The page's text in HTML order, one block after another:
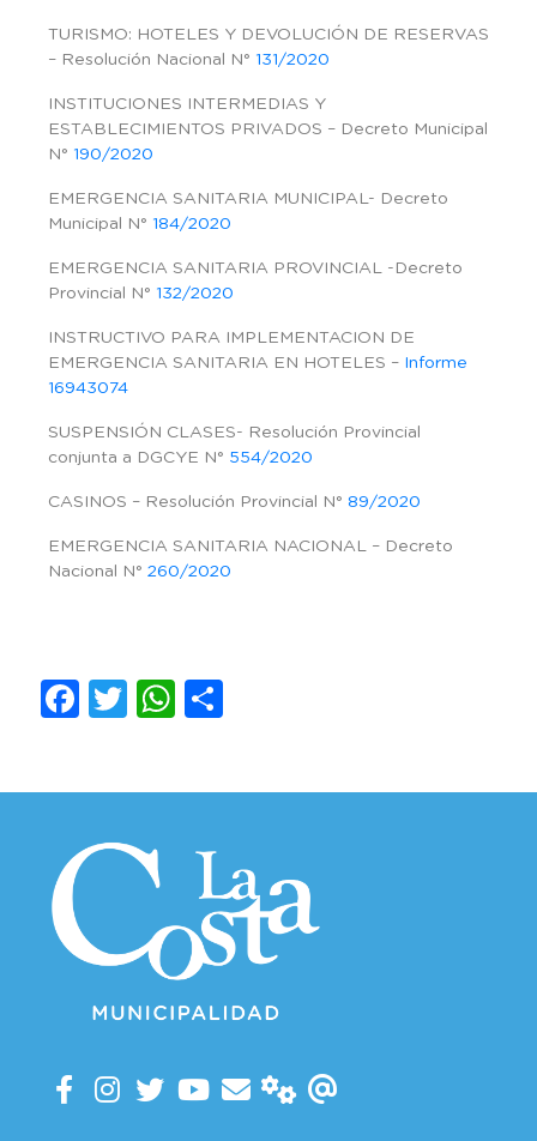
TURISMO: HOTELES Y DEVOLUCIÓN DE RESERVAS
– Resolución Nacional N° 131/2020
INSTITUCIONES INTERMEDIAS Y
ESTABLECIMIENTOS PRIVADOS – Decreto Municipal
N° 190/2020
EMERGENCIA SANITARIA MUNICIPAL- Decreto
Municipal N° 184/2020
EMERGENCIA SANITARIA PROVINCIAL -Decreto
Provincial N° 132/2020
INSTRUCTIVO PARA IMPLEMENTACION DE
EMERGENCIA SANITARIA EN HOTELES – Informe
16943074
SUSPENSIÓN CLASES- Resolución Provincial
conjunta a DGCYE N° 554/2020
CASINOS – Resolución Provincial N° 89/2020
EMERGENCIA SANITARIA NACIONAL – Decreto
Nacional N° 260/2020
Facebook
TwitterWhatsApp